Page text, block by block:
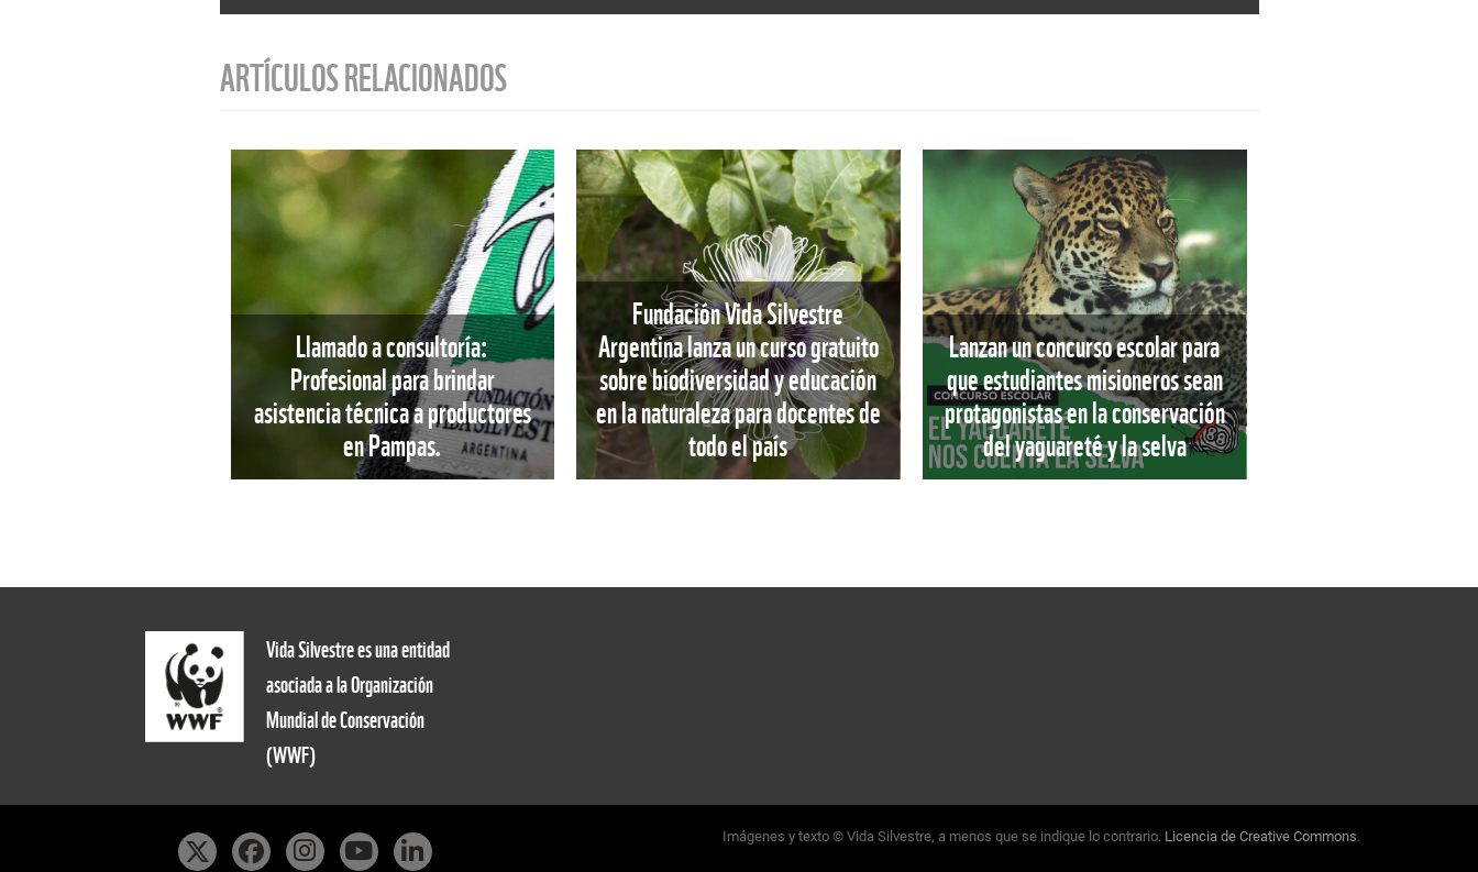
ARTÍCULOS RELACIONADOS
Llamado a consultoría:
Profesional para brindar
asistencia técnica a productores
en Pampas.
Fundación Vida Silvestre
Argentina lanza un curso gratuito
sobre biodiversidad y educación
en la naturaleza para docentes de
todo el país
Lanzan un concurso escolar para
que estudiantes misioneros sean
protagonistas en la conservación
del yaguareté y la selva
Vida Silvestre es una entidad
asociada a la Organización
Mundial de Conservación
(WWF)
Imágenes y texto © Vida Silvestre, a menos que se indique lo contrario. Licencia de Creative Commons.